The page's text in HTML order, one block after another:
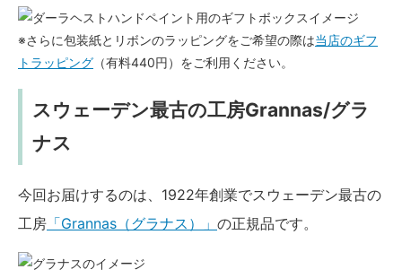
※さらに包装紙とリボンのラッピングをご希望の際は当店のギフ
トラッピング （有料440円）をご利用ください。
スウェーデン最古の工房Grannas/グラ
ナス
今回お届けするのは、1922年創業でスウェーデン最古の
工房 「Grannas（グラナス）」 の正規品です。